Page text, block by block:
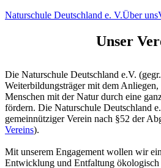
Naturschule Deutschland e. V.Über uns
Unser
Die Naturschule Deutschland e.V.
Weiterbildungsträger mit dem
Menschen mit der Natur durch eine
fördern. Die Naturschule Deutschland
gemeinnütziger Verein nach §52 der
Vereins).
Mit unserem Engagement wollen wir
Entwicklung und Entfaltung